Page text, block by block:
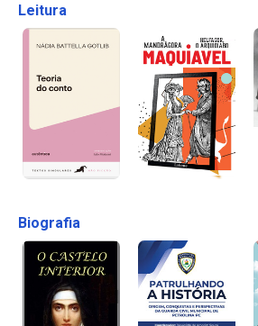
Leitura
Biografia